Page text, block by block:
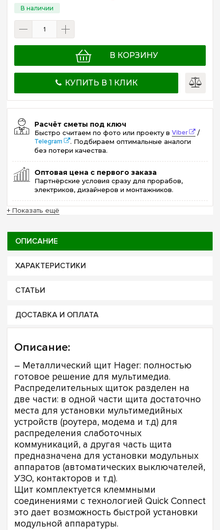
В КОРЗИНУ
КУПИТЬ В 1 КЛИК
Расчёт сметы под ключ
Быстро считаем по фото или проекту в Viber
/
Telegram
. Подбираем оптимальные аналоги
без потери качества.
Оптовая цена с первого заказа
Партнёрские условия сразу для прорабов,
электриков, дизайнеров и монтажников.
+ Показать ещё
ОПИСАНИЕ
ХАРАКТЕРИСТИКИ
СТАТЬИ
ДОСТАВКА И ОПЛАТА
Описание:
– Металлический щит Hager: полностью
готовое решение для мультимедиа.
Распределительных щиток разделен на
две части: в одной части щита достаточно
места для установки мультимедийных
устройств (роутера, модема и т.д) для
распределения слаботочных
коммуникаций, а другая часть щита
предназначена для установки модульных
аппаратов (автоматических выключателей,
УЗО, контакторов и т.д).
Щит комплектуется клеммными
соединениями с технологией Quick Connect
это дает возможность быстрой установки
модульной аппаратуры.